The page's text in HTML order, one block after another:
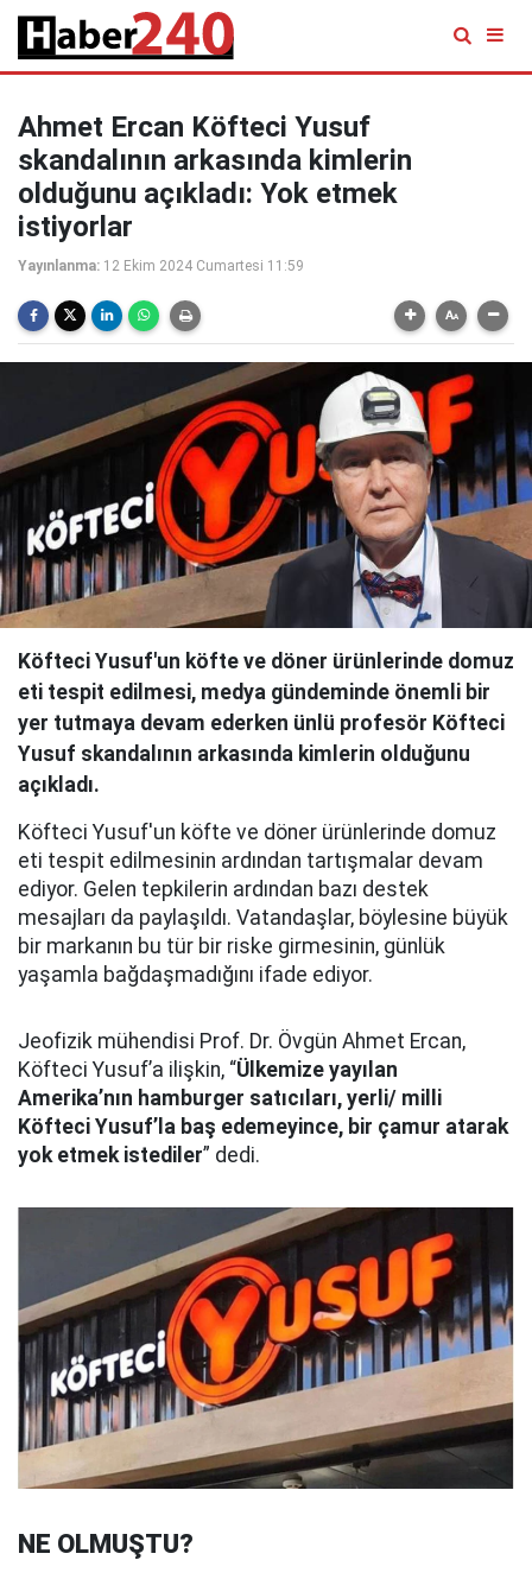
Ahmet Ercan Köfteci Yusuf
skandalının arkasında kimlerin
olduğunu açıkladı: Yok etmek
istiyorlar
Yayınlanma: 12 Ekim 2024 Cumartesi 11:59
Köfteci Yusuf'un köfte ve döner ürünlerinde domuz
eti tespit edilmesi, medya gündeminde önemli bir
yer tutmaya devam ederken ünlü profesör Köfteci
Yusuf skandalının arkasında kimlerin olduğunu
açıkladı.
Köfteci Yusuf'un köfte ve döner ürünlerinde domuz
eti tespit edilmesinin ardından tartışmalar devam
ediyor. Gelen tepkilerin ardından bazı destek
mesajları da paylaşıldı. Vatandaşlar, böylesine büyük
bir markanın bu tür bir riske girmesinin, günlük
yaşamla bağdaşmadığını ifade ediyor.
Jeofizik mühendisi Prof. Dr. Övgün Ahmet Ercan,
Köfteci Yusuf’a ilişkin, “Ülkemize yayılan
Amerika’nın hamburger satıcıları, yerli/ milli
Köfteci Yusuf’la baş edemeyince, bir çamur atarak
yok etmek istediler” dedi.
NE OLMUŞTU?